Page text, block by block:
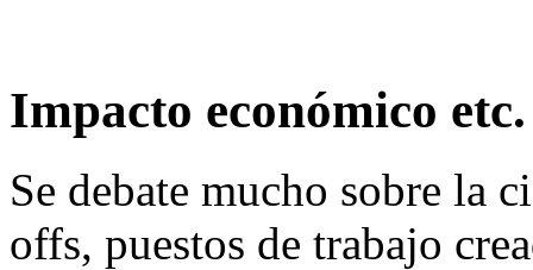
Impacto económico etc.
Se debate mucho sobre la
offs, puestos de trabajo